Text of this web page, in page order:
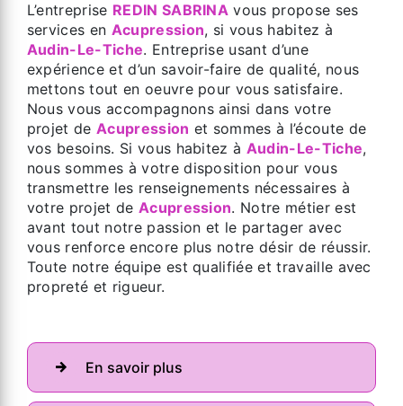
L’entreprise REDIN SABRINA vous propose ses
services en Acupression, si vous habitez à
Audin-Le-Tiche. Entreprise usant d’une
expérience et d’un savoir-faire de qualité, nous
mettons tout en oeuvre pour vous satisfaire.
Nous vous accompagnons ainsi dans votre
projet de Acupression et sommes à l’écoute de
vos besoins. Si vous habitez à Audin-Le-Tiche,
nous sommes à votre disposition pour vous
transmettre les renseignements nécessaires à
votre projet de Acupression. Notre métier est
avant tout notre passion et le partager avec
vous renforce encore plus notre désir de réussir.
Toute notre équipe est qualifiée et travaille avec
propreté et rigueur.
En savoir plus